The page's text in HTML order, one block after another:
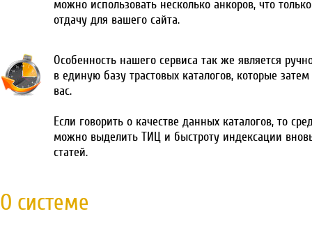
можно использовать несколько анкоров, что
отдачу для вашего сайта.
Особенность нашего сервиса так же является
в единую базу трастовых каталогов, которые
вас.
Если говорить о качестве данных каталогов, то
можно выделить ТИЦ и быстроту индексации
статей.
О системе